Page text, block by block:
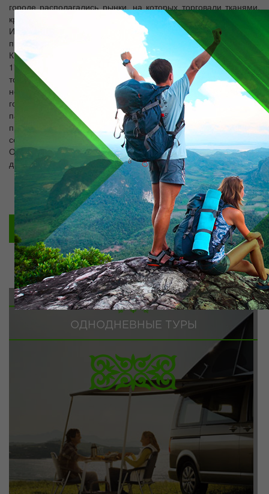
городе располагались рынки, на которых торговали тканями,
крытые торговые ряды, мечети. Несмотря на бойкую торговлю
Испиджаб, по признанию древнего историка, оставлял
приятное впечатление чистого и уютного города.
К сожалению, время сыграло с Испиджабом злую шутку. Уже в
17 веке город полностью утратил свое значение важного
торгового центра. В наши дни Испиджаб превратился в село, и
носит название Сайрам. Тем не менее, Казахстан может
гордиться тем, что на его территории есть этот замечательный
памятник эпохи расцвета средневековой Азии. Гордость,
правда, омрачается тем, что большинство архитектурных
сооружений периода Шелкового Пути пришло в упадок.
Однако те немногие здания, что чудом уцелели до наших
дней, заслуживают пристального внимания.
Заказать тур
ОДНОДНЕВНЫЕ ТУРЫ